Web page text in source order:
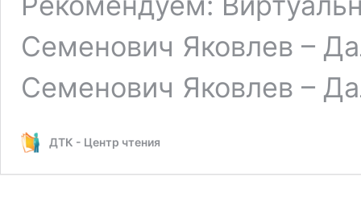
Семенович Яковлев –
Семенович Яковлев –
ДТК - Центр чтения